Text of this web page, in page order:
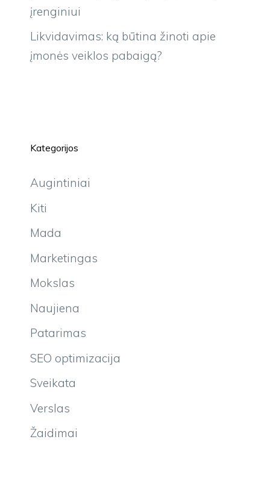
įrenginiui
Likvidavimas: ką būtina žinoti apie
įmonės veiklos pabaigą?
Kategorijos
Augintiniai
Kiti
Mada
Marketingas
Mokslas
Naujiena
Patarimas
SEO optimizacija
Sveikata
Verslas
Žaidimai